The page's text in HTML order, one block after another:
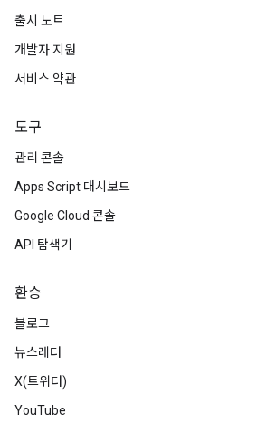
출시 노트
개발자 지원
서비스 약관
도구
관리 콘솔
Apps Script 대시보드
Google Cloud 콘솔
API 탐색기
환승
블로그
뉴스레터
X(트위터)
YouTube